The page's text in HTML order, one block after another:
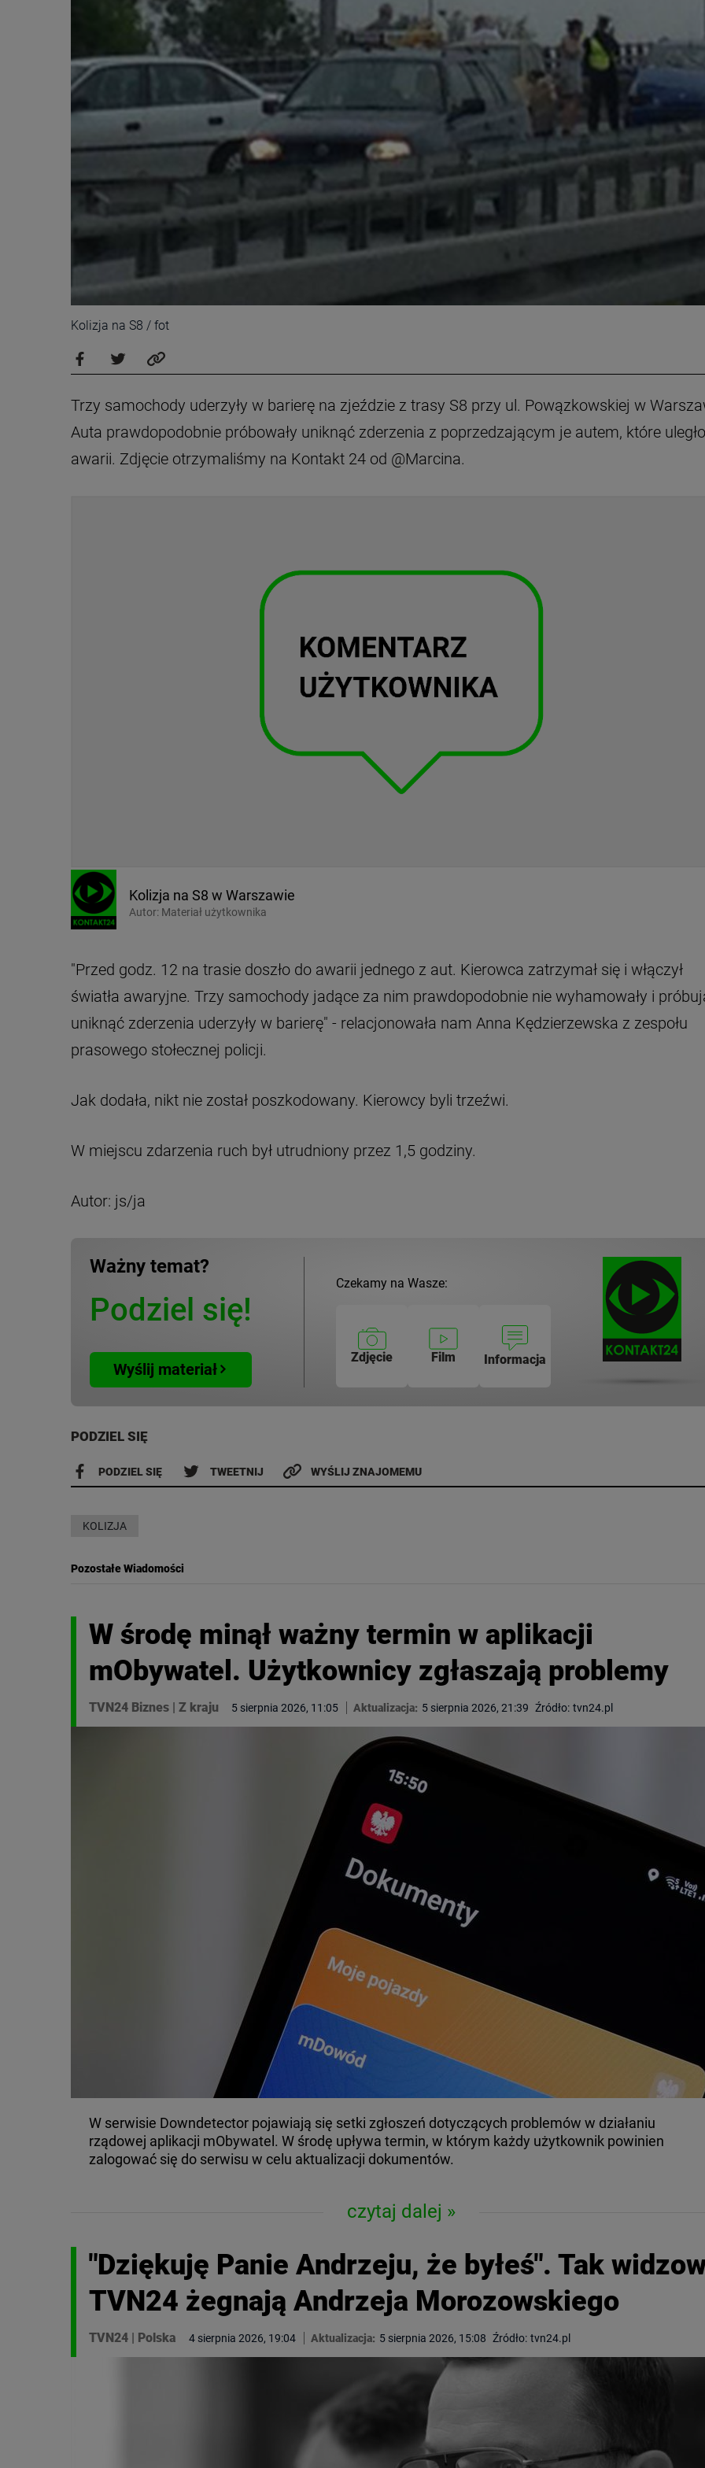
Kolizja na S8 / fot
Trzy samochody uderzyły w barierę na zjeździe z trasy S8 przy ul. Powązkowskiej w
Auta prawdopodobnie próbowały uniknąć zderzenia z poprzedzającym je autem, które uległo
awarii. Zdjęcie otrzymaliśmy na Kontakt 24 od @Marcina.
Kolizja na S8 w Warszawie
Autor: Materiał użytkownika
"Przed godz. 12 na trasie doszło do awarii jednego z aut. Kierowca zatrzymał się i włączył
światła awaryjne. Trzy samochody jadące za nim prawdopodobnie nie wyhamowały i
uniknąć zderzenia uderzyły w barierę" - relacjonowała nam Anna Kędzierzewska z zespołu
prasowego stołecznej policji.
Jak dodała, nikt nie został poszkodowany. Kierowcy byli trzeźwi.
W miejscu zdarzenia ruch był utrudniony przez 1,5 godziny.
Autor: js/ja
Ważny temat?
Podziel się!
Wyślij materiał
Czekamy na Wasze:
Zdjęcie Film Informacja
PODZIEL SIĘ
PODZIEL SIĘ TWEETNIJ WYŚLIJ ZNAJOMEMU
KOLIZJA
Pozostałe Wiadomości
czytaj dalej
W serwisie Downdetector pojawiają się setki zgłoszeń dotyczących problemów w działaniu
rządowej aplikacji mObywatel. W środę upływa termin, w którym każdy użytkownik powinien
zalogować się do serwisu w celu aktualizacji dokumentów.
W środę minął ważny termin w aplikacji
mObywatel. Użytkownicy zgłaszają problemy
TVN24 Biznes | Z kraju 5 sierpnia 2026, 11:05 Aktualizacja: 5 sierpnia 2026, 21:39 Źródło: tvn24.pl
"Dziękuję Panie Andrzeju, że byłeś". Tak
TVN24 żegnają Andrzeja Morozowskiego
TVN24 Polska 4 sierpnia 2026, 19:04 Aktualizacja: 5 sierpnia 2026, 15:08 Źródło: tvn24.pl